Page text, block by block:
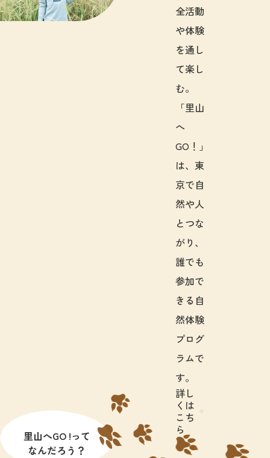
全活動
や体験
を通し
て楽し
む。
「里山
へ
GO！」
は、東
京で自
然や人
とつな
がり、
誰でも
参加で
きる自
然体験
プログ
ラムで
す。
詳し
くは
こち
ら
里山へGO !って
なんだろう？